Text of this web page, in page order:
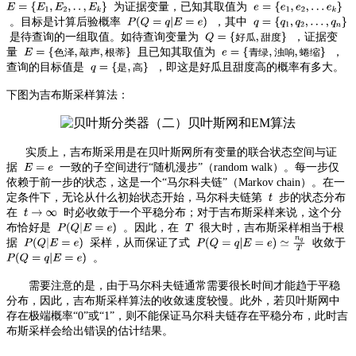
为证据变量，已知其取值为
。目标是计算后验概率
，其中
是待查询的一组取值。如待查询变量为
好瓜 甜度
，证据变
量
色泽 敲声 根蒂 且已知其取值为 青绿 浊响 蜷缩
，
查询的目标值是
是 高 ，即这是好瓜且甜度高的概率有多大。
下图为吉布斯采样算法：
实质上，吉布斯采用是在贝叶斯网所有变量的联合状态空间与证
据
一致的子空间进行“随机漫步”（random walk）。每一步仅
依赖于前一步的状态，这是一个“马尔科夫链”（Markov chain）。在一
定条件下，无论从什么初始状态开始，马尔科夫链第
步的状态分布
在
时必收敛于一个平稳分布；对于吉布斯采样来说，这个分
布恰好是
。因此，在
很大时，吉布斯采样相当于根
据
采样，从而保证了式
收敛于
。
需要注意的是，由于马尔科夫链通常需要很长时间才能趋于平稳
分布，因此，吉布斯采样算法的收敛速度较慢。此外，若贝叶斯网中
存在极端概率“0”或“1”，则不能保证马尔科夫链存在平稳分布，此时吉
布斯采样会给出错误的估计结果。